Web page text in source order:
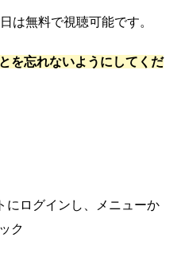
は無料で視聴可能です。
を忘れないようにしてくだ
にログインし、メニューか
ク